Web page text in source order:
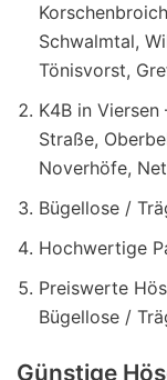
Schwalmtal,
Tönisvorst,
K4B in Viersen
Straße,
Noverhöfe,
Bügellose /
Hochwertige
Preiswerte
Bügellose /
Günstige